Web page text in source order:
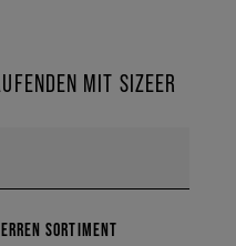
MIT SIZEER
SORTIMENT